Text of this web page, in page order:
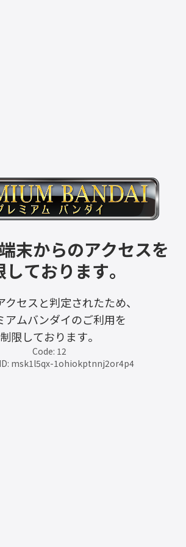
末からのアクセスを
ております。
クセスと判定されたため、
アムバンダイのご利用を
制限しております。
Code: 12
msk1l5qx-1ohiokptnnj2or4p4